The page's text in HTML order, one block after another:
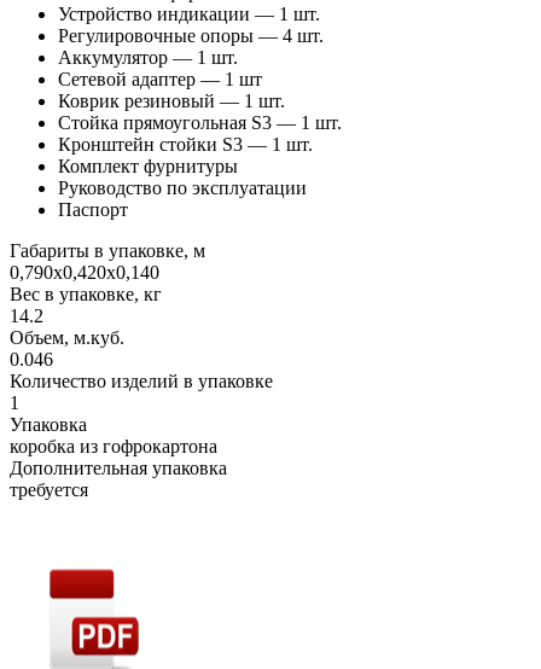
Устройство индикации — 1 шт.
Регулировочные опоры — 4 шт.
Аккумулятор — 1 шт.
Сетевой адаптер — 1 шт
Коврик резиновый — 1 шт.
Стойка прямоугольная S3 — 1 шт.
Кронштейн стойки S3 — 1 шт.
Комплект фурнитуры
Руководство по эксплуатации
Паспорт
Габариты в упаковке, м
0,790х0,420х0,140
Вес в упаковке, кг
14.2
Объем, м.куб.
0.046
Количество изделий в упаковке
1
Упаковка
коробка из гофрокартона
Дополнительная упаковка
требуется